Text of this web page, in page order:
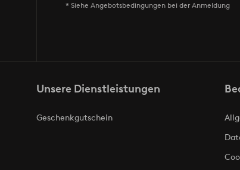
* Siehe Angebotsbedingungen bei der Anmeldung
Unsere Dienstleistungen
Geschenkgutschein